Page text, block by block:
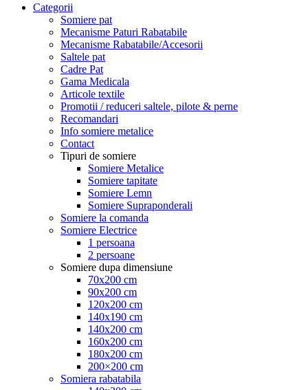
Categorii
Somiere pat
Mecanisme Paturi Rabatabile
Mecanisme Rabatabile/Accesorii
Saltele pat
Cadre Pat
Gama Medicala
Articole textile
Promotii / reduceri saltele, pilote & perne
Recomandari
Info somiere metalice
Contact
Tipuri de somiere
Somiere Metalice
Somiere tapitate
Somiere Lemn
Somiere Supraponderali
Somiere la comanda
Somiere Electrice
1 persoana
2 persoane
Somiere dupa dimensiune
70x200 cm
90x200 cm
120x200 cm
140x190 cm
140x200 cm
160x200 cm
180x200 cm
200×200 cm
Somiera rabatabila